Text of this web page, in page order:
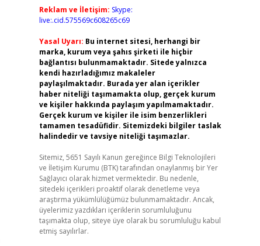
Reklam ve İletişim: Skype:
live:.cid.575569c608265c69
Yasal Uyarı: Bu internet sitesi, herhangi bir
marka, kurum veya şahıs şirketi ile hiçbir
bağlantısı bulunmamaktadır. Sitede yalnızca
kendi hazırladığımız makaleler
paylaşılmaktadır. Burada yer alan içerikler
haber niteliği taşımamakta olup, gerçek kurum
ve kişiler hakkında paylaşım yapılmamaktadır.
Gerçek kurum ve kişiler ile isim benzerlikleri
tamamen tesadüfidir. Sitemizdeki bilgiler taslak
halindedir ve tavsiye niteliği taşımazlar.
Sitemiz, 5651 Sayılı Kanun gereğince Bilgi Teknolojileri
ve İletişim Kurumu (BTK) tarafından onaylanmış bir Yer
Sağlayıcı olarak hizmet vermektedir. Bu nedenle,
sitedeki içerikleri proaktif olarak denetleme veya
araştırma yükümlülüğümüz bulunmamaktadır. Ancak,
üyelerimiz yazdıkları içeriklerin sorumluluğunu
taşımakta olup, siteye üye olarak bu sorumluluğu kabul
etmiş sayılırlar.